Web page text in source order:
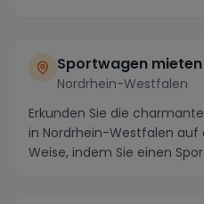
Sportwagen
Nordrhein-Westfalen
Erkunden Sie die
in Nordrhein-Westfalen auf
Weise, indem Sie einen